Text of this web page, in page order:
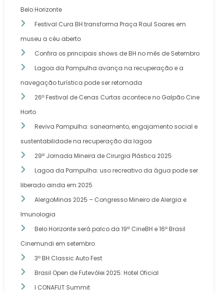
Belo Horizonte
Festival Cura BH transforma Praça Raul Soares em
museu a céu aberto
Confira os principais shows de BH no mês de Setembro
Lagoa da Pampulha avança na recuperação e a
navegação turística pode ser retomada
26º Festival de Cenas Curtas acontece no Galpão Cine
Horto
Reviva Pampulha: saneamento, engajamento social e
sustentabilidade na recuperação da lagoa
29ª Jornada Mineira de Cirurgia Plástica 2025
Lagoa da Pampulha: uso recreativo da água pode ser
liberado ainda em 2025
AlergoMinas 2025 – Congresso Mineiro de Alergia e
Imunologia
Belo Horizonte será palco da 19ª CineBH e 16º Brasil
Cinemundi em setembro
3º BH Classic Auto Fest
Brasil Open de Futevôlei 2025: Hotel Oficial
I CONAFUT Summit